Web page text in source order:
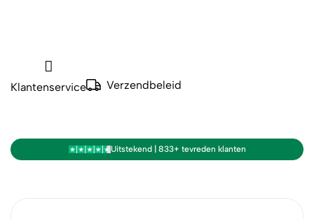
Klantenservice Verzendbeleid
Uitstekend | 833+ tevreden klanten